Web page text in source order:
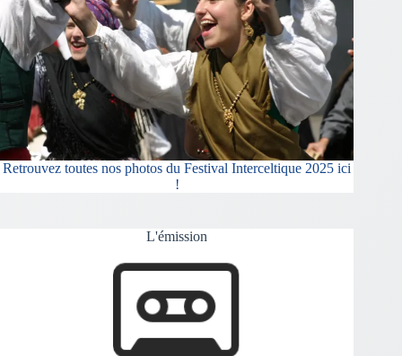
Retrouvez toutes nos photos du Festival Interceltique 2025 ici
!
L'émission